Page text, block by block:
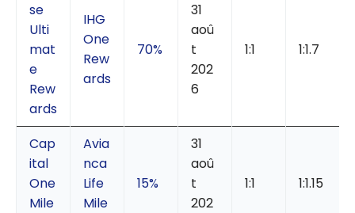
se
Ulti
mat
e
Rew
ards
IHG
One
Rew
ards
70%
31
aoû
t
202
6
1:1 1:1.7
Cap
ital
One
Mile
Avia
nca
Life
Mile
15%
31
aoû
t
202
1:1 1:1.15